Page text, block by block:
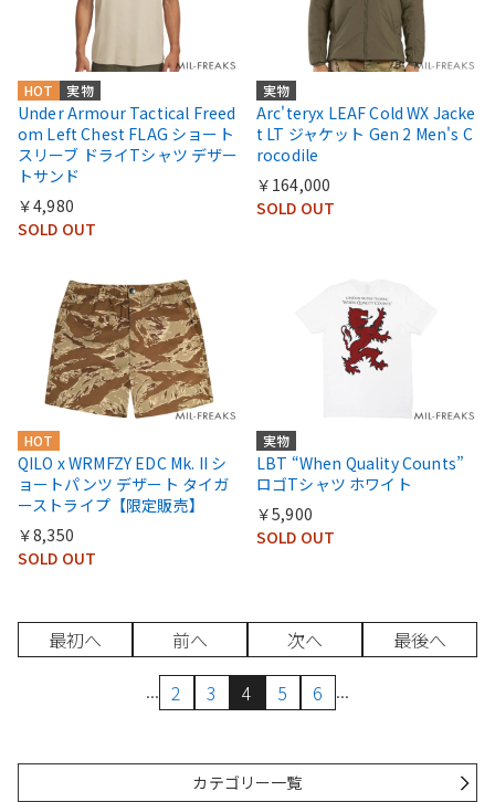
HOT 実物
Under Armour Tactical Freed
om Left Chest FLAG ショート
スリーブ ドライTシャツ デザー
トサンド
￥4,980
SOLD OUT
実物
Arc'teryx LEAF Cold WX Jacke
t LT ジャケット Gen 2 Men's C
rocodile
￥164,000
SOLD OUT
HOT
QILO x WRMFZY EDC Mk. II シ
ョートパンツ デザート タイガ
ーストライプ【限定販売】
￥8,350
SOLD OUT
実物
LBT “When Quality Counts”
ロゴTシャツ ホワイト
￥5,900
SOLD OUT
最初へ 前へ 次へ
最後へ
... 2 3 4 5 6 ...
カテゴリー一覧